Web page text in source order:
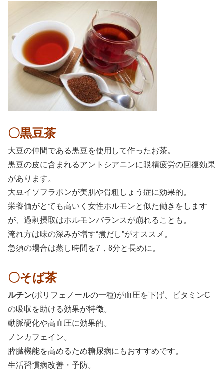
〇黒豆茶
大豆の仲間である黒豆を使用して作ったお茶。
黒豆の皮に含まれるアントシアニンに眼精疲労の回復効果
があります。
大豆イソフラボンが美肌や骨粗しょう症に効果的。
栄養価がとても高いく女性ホルモンと似た働きをします
が、過剰摂取はホルモンバランスが崩れることも。
淹れ方は味の深みが増す“煮だし”がオススメ。
急須の場合は蒸し時間を7，8分と長めに。
〇そば茶
ルチン(ポリフェノールの一種)が血圧を下げ、ビタミンC
の吸収を助ける効果が特徴。
動脈硬化や高血圧に効果的。
ノンカフェイン。
膵臓機能を高めるため糖尿病にもおすすめです。
生活習慣病改善・予防。